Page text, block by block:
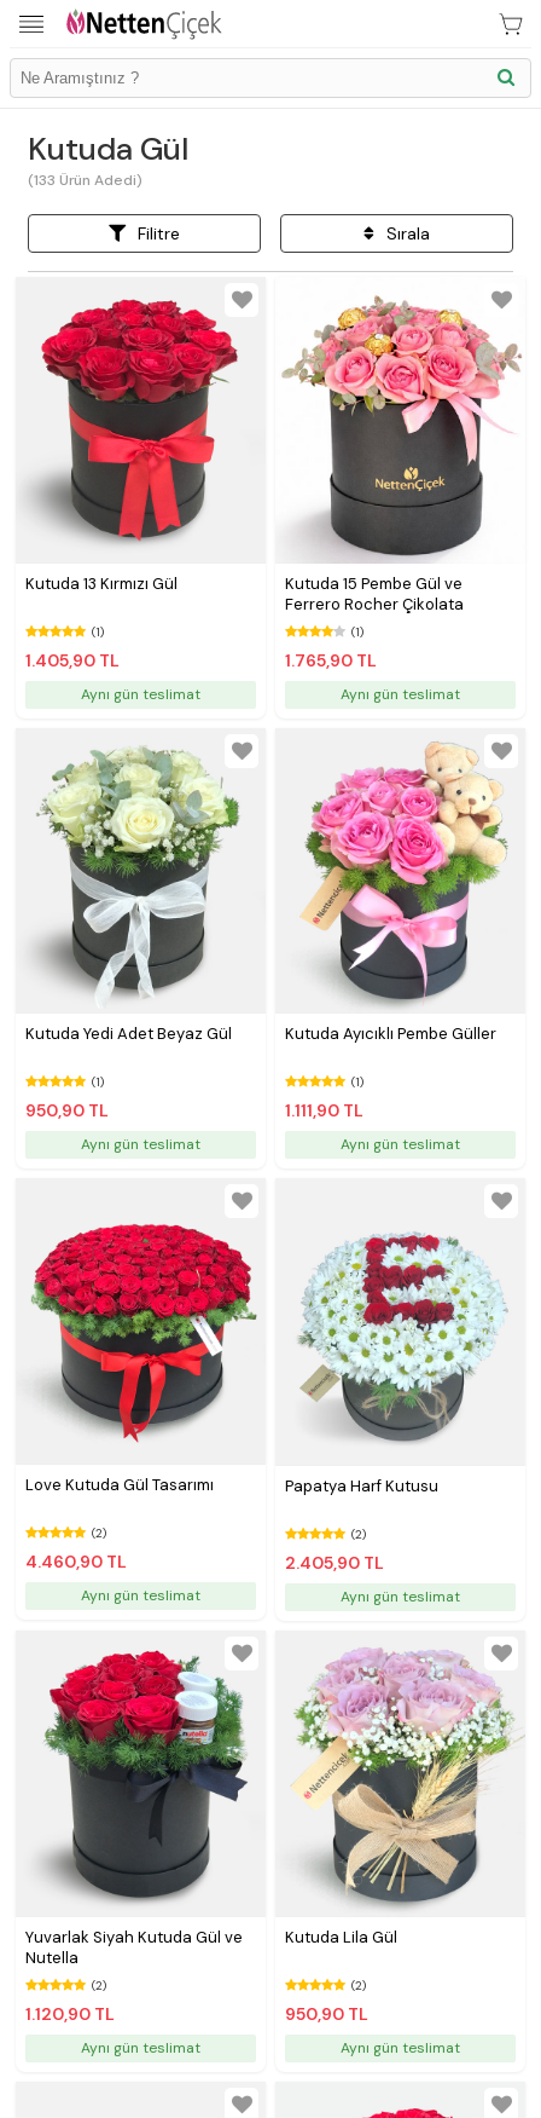
Kutuda Gül
(133 Ürün Adedi)
Filitre Sırala
Kutuda 13 Kırmızı Gül
(1)
1.405,90 TL
Aynı gün teslimat
Kutuda 15 Pembe Gül ve
Ferrero Rocher Çikolata
(1)
1.765,90 TL
Aynı gün teslimat
Kutuda Yedi Adet Beyaz Gül
(1)
950,90 TL
Aynı gün teslimat
Kutuda Ayıcıklı Pembe Güller
(1)
1.111,90 TL
Aynı gün teslimat
Love Kutuda Gül Tasarımı
(2)
4.460,90 TL
Aynı gün teslimat
Papatya Harf Kutusu
(2)
2.405,90 TL
Aynı gün teslimat
Yuvarlak Siyah Kutuda Gül ve
Nutella
(2)
1.120,90 TL
Aynı gün teslimat
Kutuda Lila Gül
(2)
950,90 TL
Aynı gün teslimat
İletişim Bilgilerimiz
KVK Bilgilendirme
Ödeme Bllgileri
testt